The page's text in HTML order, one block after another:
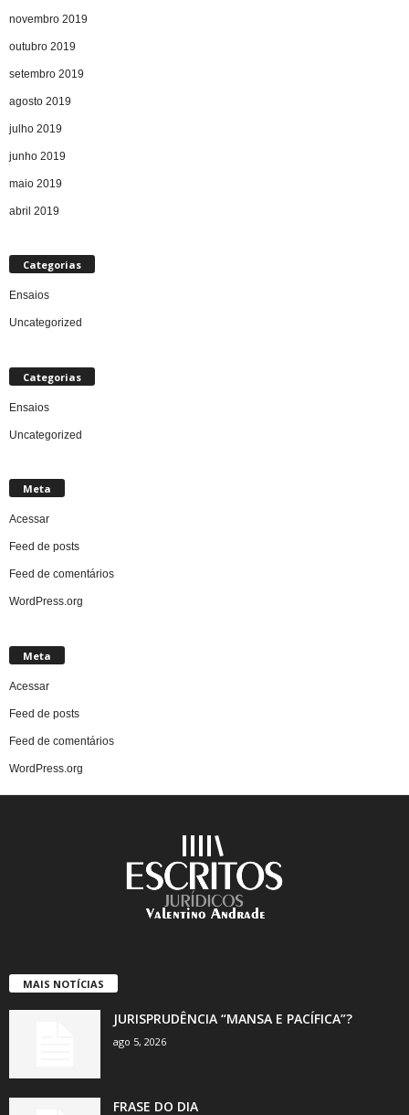
novembro 2019
outubro 2019
setembro 2019
agosto 2019
julho 2019
junho 2019
maio 2019
abril 2019
Categorias
Ensaios
Uncategorized
Categorias
Ensaios
Uncategorized
Meta
Acessar
Feed de posts
Feed de comentários
WordPress.org
Meta
Acessar
Feed de posts
Feed de comentários
WordPress.org
MAIS NOTÍCIAS
JURISPRUDÊNCIA “MANSA E PACÍFICA”?
ago 5, 2026
FRASE DO DIA